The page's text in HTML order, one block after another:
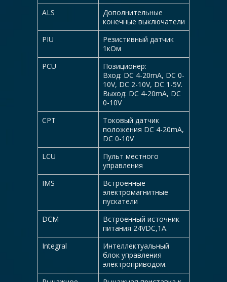
ALS
Дополнительные
конечные выключатели
PIU
Резистивный датчик
1кОм
PCU
Позиционер:
Вход: DC 4-20mA, DC 0-
10V, DC 2-10V, DC 1-5V.
Выход: DC 4-20mA, DC
0-10V
CPT
Токовый датчик
положения DC 4-20mA,
DC 0-10V
LCU
Пульт местного
управления
IMS
Встроенные
электромагнитные
пускатели
DCM
Встроенный источник
питания 24VDC,1А.
Integral
Интеллектуальный
блок управления
электроприводом.